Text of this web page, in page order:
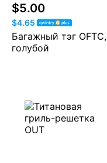
$5.00
$4.65
Багажный тэг OFTC,
голубой